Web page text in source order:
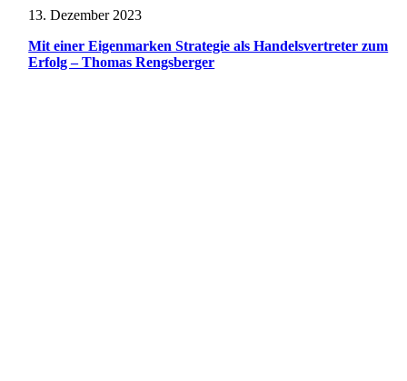
13. Dezember 2023
Mit einer Eigenmarken Strategie als Handelsvertreter zum
Erfolg – Thomas Rengsberger